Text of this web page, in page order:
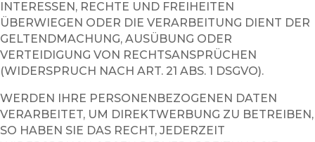
INTERESSEN, RECHTE UND FREIHEITEN
ÜBERWIEGEN ODER DIE VERARBEITUNG DIENT DER
GELTENDMACHUNG, AUSÜBUNG ODER
VERTEIDIGUNG VON RECHTSANSPRÜCHEN
(WIDERSPRUCH NACH ART. 21 ABS. 1 DSGVO).
WERDEN IHRE PERSONENBEZOGENEN DATEN
VERARBEITET, UM DIREKTWERBUNG ZU BETREIBEN,
SO HABEN SIE DAS RECHT, JEDERZEIT